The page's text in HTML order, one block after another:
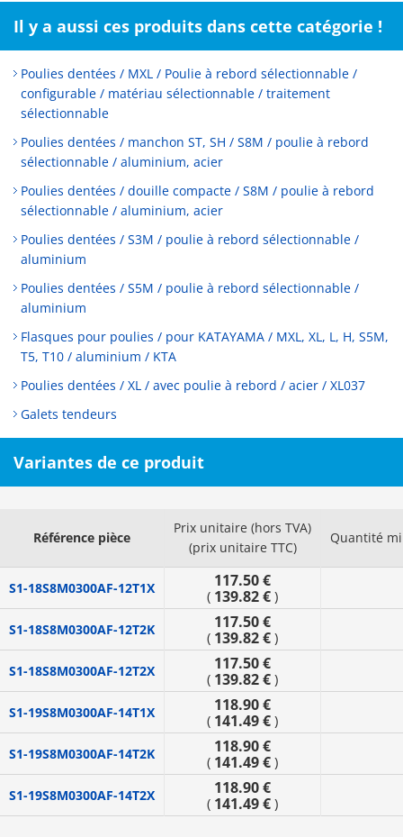
Il y a aussi ces produits dans cette catégorie !
Poulies dentées / MXL / Poulie à rebord sélectionnable /
configurable / matériau sélectionnable / traitement
sélectionnable
Poulies dentées / manchon ST, SH / S8M / poulie à rebord
sélectionnable / aluminium, acier
Poulies dentées / douille compacte / S8M / poulie à rebord
sélectionnable / aluminium, acier
Poulies dentées / S3M / poulie à rebord sélectionnable /
aluminium
Poulies dentées / S5M / poulie à rebord sélectionnable /
aluminium
Flasques pour poulies / pour KATAYAMA / MXL, XL, L, H, S5M,
T5, T10 / aluminium / KTA
Poulies dentées / XL / avec poulie à rebord / acier / XL037
Galets tendeurs
Variantes de ce produit
Référence pièce
Prix unitaire (hors TVA)
(prix unitaire TTC)
Quantité
S1-18S8M0300AF-12T1X 117.50 €
( 139.82 € )
S1-18S8M0300AF-12T2K 117.50 €
( 139.82 € )
S1-18S8M0300AF-12T2X 117.50 €
( 139.82 € )
S1-19S8M0300AF-14T1X 118.90 €
( 141.49 € )
S1-19S8M0300AF-14T2K 118.90 €
( 141.49 € )
S1-19S8M0300AF-14T2X 118.90 €
( 141.49 € )